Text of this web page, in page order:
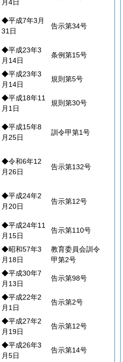
月4日
◆平成7年3月
31日
告示第34号
◆平成23年3
月14日
条例第15号
◆平成23年3
月14日
規則第5号
◆平成18年11
月1日
規則第30号
◆平成15年8
月25日
訓令甲第1号
◆令和6年12
月26日
告示第132号
◆平成24年2
月20日
告示第12号
◆平成24年11
月15日
告示第110号
◆昭和57年3
月18日
教育委員会訓令
甲第2号
◆平成30年7
月13日
告示第98号
◆平成22年2
月1日
告示第2号
◆平成27年2
月19日
告示第12号
◆平成26年3
月5日
告示第14号